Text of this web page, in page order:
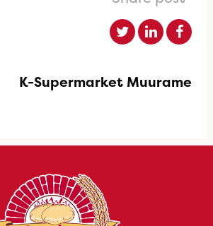
K-Supermarket Muurame